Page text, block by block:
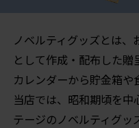
ノベルティグッズとは
として作成・配布した
カレンダーから貯金箱や
当店では、昭和期頃を
テージのノベルティグッ